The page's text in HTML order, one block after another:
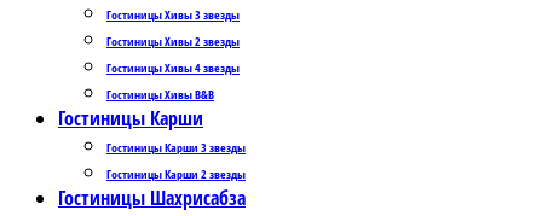
Гостиницы Хивы 3 звезды
Гостиницы Хивы 2 звезды
Гостиницы Хивы 4 звезды
Гостиницы Хивы B&B
Гостиницы Карши
Гостиницы Карши 3 звезды
Гостиницы Карши 2 звезды
Гостиницы Шахрисабза